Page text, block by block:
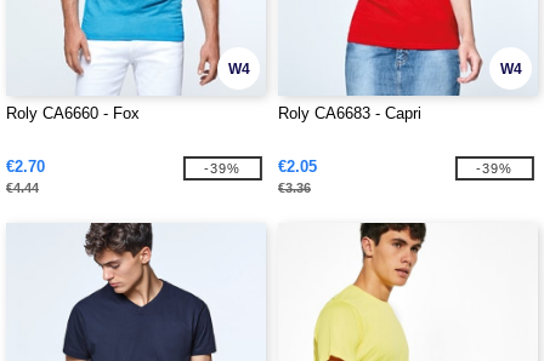
W4
Roly CA6660 - Fox
€2.70
€4.44
-39%
W4
Roly CA6683 - Capri
€2.05
€3.36
-39%